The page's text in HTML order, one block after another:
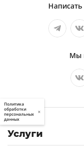
Мы
Услуги
Политика
обработки
персональных
данных
×